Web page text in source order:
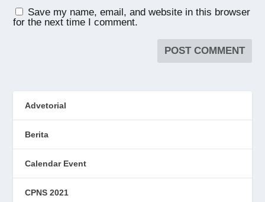
Save my name, email, and website in this browser
for the next time I comment.
Advetorial
Berita
Calendar Event
CPNS 2021